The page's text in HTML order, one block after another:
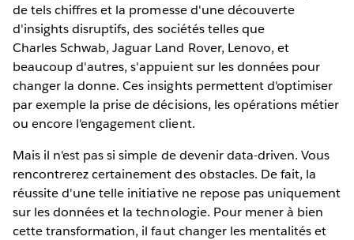
de tels chiffres et la promesse d'une découverte
d'insights disruptifs, des sociétés telles que
Charles Schwab, Jaguar Land Rover, Lenovo, et
beaucoup d'autres, s'appuient sur les données pour
changer la donne. Ces insights permettent d'optimiser
par exemple la prise de décisions, les opérations métier
ou encore l'engagement client.
Mais il n'est pas si simple de devenir data-driven. Vous
rencontrerez certainement des obstacles. De fait, la
réussite d'une telle initiative ne repose pas uniquement
sur les données et la technologie. Pour mener à bien
cette transformation, il faut changer les mentalités et